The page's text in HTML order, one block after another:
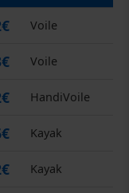
Voile
Voile
HandiVoile
Kayak
Kayak